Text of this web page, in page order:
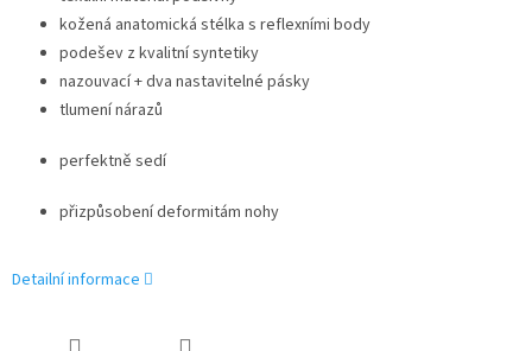
kožená anatomická stélka s reflexními body
podešev z kvalitní syntetiky
nazouvací + dva nastavitelné pásky
tlumení nárazů
perfektně sedí
přizpůsobení deformitám nohy
Detailní informace